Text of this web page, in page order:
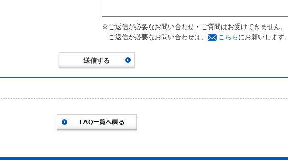
※ご返信が必要なお問い合わせ・ご質問はお受けできません。
ご返信が必要なお問い合わせは、
こちら にお願いします。